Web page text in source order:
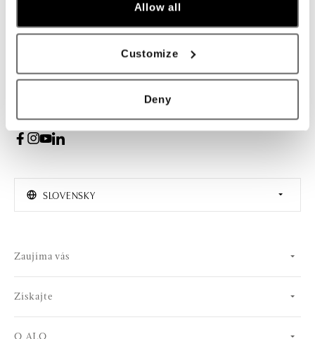
Allow all
Customize
Deny
Súhlasím s odberom newslettera
SLOVENSKY
Zaujíma vás
Získajte
O ALO